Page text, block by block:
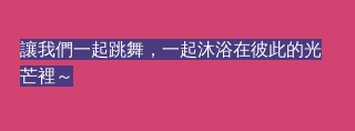
讓我們一起跳舞，一起沐浴在彼此的光
芒裡～